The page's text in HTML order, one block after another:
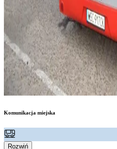
Komunikacja miejska
Rozwiń